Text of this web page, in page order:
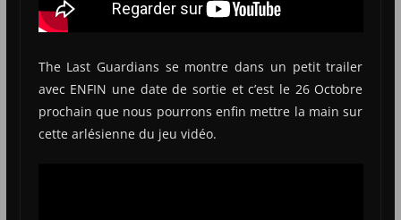
The Last Guardians se montre dans un petit trailer
avec ENFIN une date de sortie et c’est le 26 Octobre
prochain que nous pourrons enfin mettre la main sur
cette arlésienne du jeu vidéo.